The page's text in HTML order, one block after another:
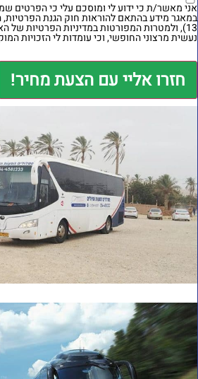
מאשר/ת כי ידוע לי ומוסכם עלי כי הפרטים
במדיניות הפרטיות של
מרצוני החופשי, וכי עומדות לי הזכויות
חזרו אליי עם הצעת מחיר!